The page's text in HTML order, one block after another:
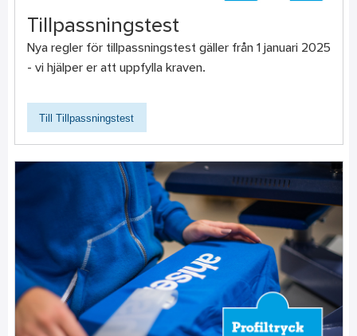
Tillpassningstest
Nya regler för tillpassningstest gäller från 1 januari 2025
- vi hjälper er att uppfylla kraven.
Till Tillpassningstest